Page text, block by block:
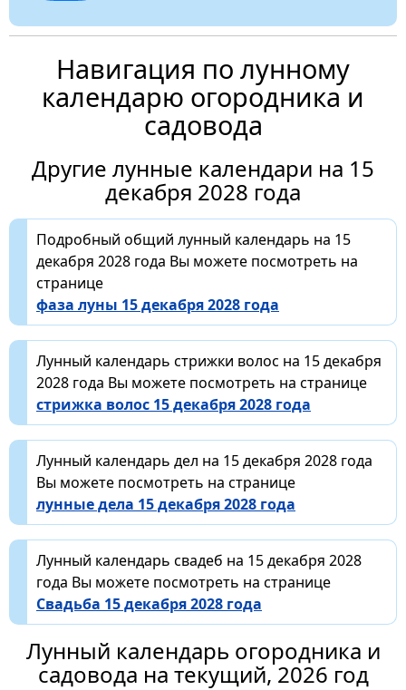
Навигация по лунному
календарю огородника и
садовода
Другие лунные календари на 15
декабря 2028 года
Подробный общий лунный календарь на 15
декабря 2028 года Вы можете посмотреть на
странице
фаза луны 15 декабря 2028 года
Лунный календарь стрижки волос на 15 декабря
2028 года Вы можете посмотреть на странице
стрижка волос 15 декабря 2028 года
Лунный календарь дел на 15 декабря 2028 года
Вы можете посмотреть на странице
лунные дела 15 декабря 2028 года
Лунный календарь свадеб на 15 декабря 2028
года Вы можете посмотреть на странице
Свадьба 15 декабря 2028 года
Лунный календарь огородника и
садовода на текущий, 2026 год